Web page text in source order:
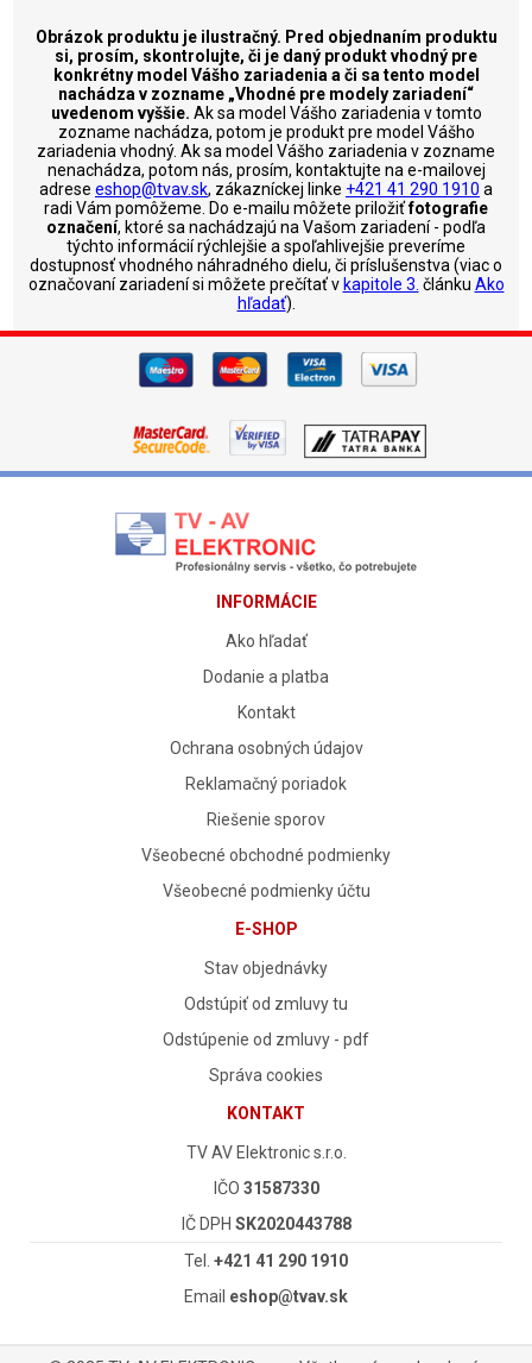
Obrázok produktu je ilustračný. Pred objednaním produktu
si, prosím, skontrolujte, či je daný produkt vhodný pre
konkrétny model Vášho zariadenia a či sa tento model
nachádza v zozname „Vhodné pre modely zariadení“
uvedenom vyššie. Ak sa model Vášho zariadenia v tomto
zozname nachádza, potom je produkt pre model Vášho
zariadenia vhodný. Ak sa model Vášho zariadenia v zozname
nenachádza, potom nás, prosím, kontaktujte na e-mailovej
adrese eshop@tvav.sk, zákazníckej linke +421 41 290 1910 a
radi Vám pomôžeme. Do e-mailu môžete priložiťfotografie
označení, ktoré sa nachádzajú na Vašom zariadení - podľa
týchto informácií rýchlejšie a spoľahlivejšie preveríme
dostupnosť vhodného náhradného dielu, či príslušenstva (viac o
označovaní zariadení si môžete prečítať v kapitole 3. článku Ako
hľadať).
INFORMÁCIE
Ako hľadať
Dodanie a platba
Kontakt
Ochrana osobných údajov
Reklamačný poriadok
Riešenie sporov
Všeobecné obchodné podmienky
Všeobecné podmienky účtu
E-SHOP
Stav objednávky
Odstúpiť od zmluvy tu
Odstúpenie od zmluvy - pdf
Správa cookies
KONTAKT
TV AV Elektronic s.r.o.
IČO 31587330
IČ DPH SK2020443788
Tel. +421 41 290 1910
Email eshop@tvav.sk